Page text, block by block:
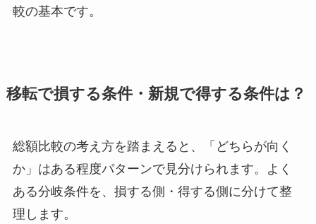
較の基本です。
移転で損する条件・新規で得する条件は？
総額比較の考え方を踏まえると、「どちらが向く
か」はある程度パターンで見分けられます。よく
ある分岐条件を、損する側・得する側に分けて整
理します。